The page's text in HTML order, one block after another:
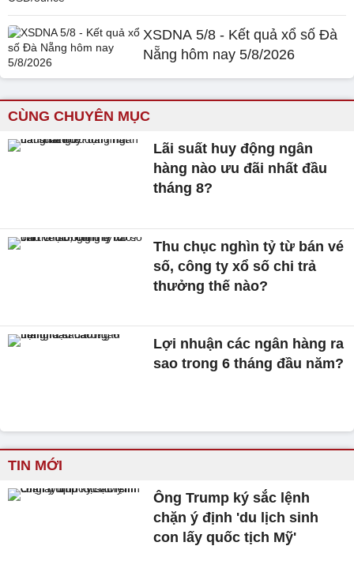
XSDNA 5/8 - Kết quả xổ số Đà
Nẵng hôm nay 5/8/2026
CÙNG CHUYÊN MỤC
Lãi suất huy động ngân
hàng nào ưu đãi nhất đầu
tháng 8?
Thu chục nghìn tỷ từ bán vé
số, công ty xổ số chi trả
thưởng thế nào?
Lợi nhuận các ngân hàng ra
sao trong 6 tháng đầu năm?
TIN MỚI
Ông Trump ký sắc lệnh
chặn ý định 'du lịch sinh
con lấy quốc tịch Mỹ'